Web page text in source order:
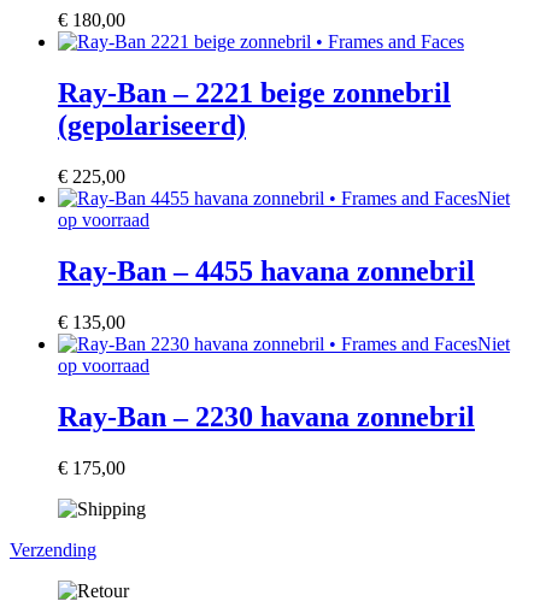
€ 180,00
Ray-Ban – 2221 beige zonnebril
(gepolariseerd)
€ 225,00
Niet
op voorraad
Ray-Ban – 4455 havana zonnebril
€ 135,00
Niet
op voorraad
Ray-Ban – 2230 havana zonnebril
€ 175,00
Verzending